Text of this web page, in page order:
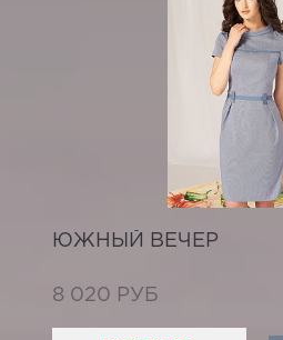
ЮЖНЫЙ ВЕЧЕР
8 020 РУБ